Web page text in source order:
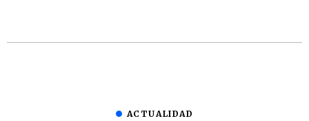
ACTUALIDAD